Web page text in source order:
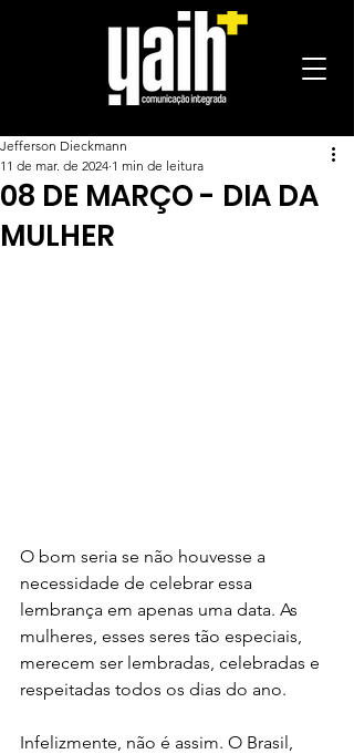
08 DE MARÇO - DIA DA
MULHER
Jefferson Dieckmann
11 de mar. de 2024 1 min de leitura
O bom seria se não houvesse a
necessidade de celebrar essa
lembrança em apenas uma data. As
mulheres, esses seres tão especiais,
merecem ser lembradas, celebradas e
respeitadas todos os dias do ano.
Infelizmente, não é assim. O Brasil,